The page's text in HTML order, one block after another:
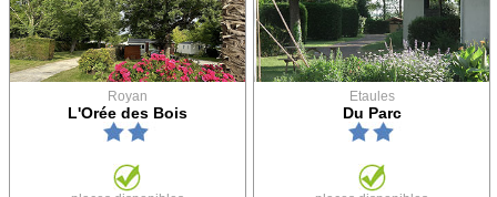
Royan
L'Orée des Bois
Etaules
Du Parc